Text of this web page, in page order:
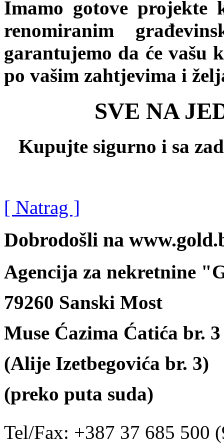
Imamo gotove projekte
renomiranim
garantujemo da će vašu
po vašim zahtjevima i
SVE NA
Kupujte sigurno i sa
[ Natrag ]
Dobrodošli na
Agencija za nekretnine
79260 Sanski Most
Muse Ćazima Ćatića br. 3
(Alije Izetbegovića br. 3)
(preko puta suda)
Tel/Fax: +387 37 685 500